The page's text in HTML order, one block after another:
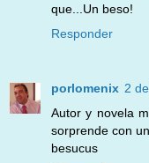
que...Un beso!
Responder
porlomenix 2
Autor y novela
sorprende con
besucus